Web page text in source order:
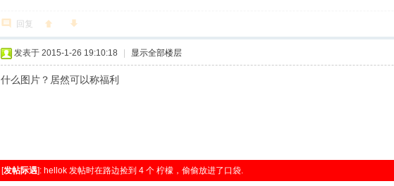
回复
发表于 2015-1-26 19:10:18 显示全部楼层
什么图片？居然可以称福利
[发帖际遇]: hellok 发帖时在路边捡到 4 个 柠檬，偷偷放进了口袋.